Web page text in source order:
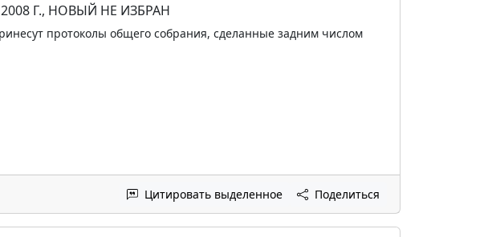
Г., НОВЫЙ НЕ ИЗБРАН
протоколы общего собрания, сделанные задним числом
Цитировать выделенное Поделиться